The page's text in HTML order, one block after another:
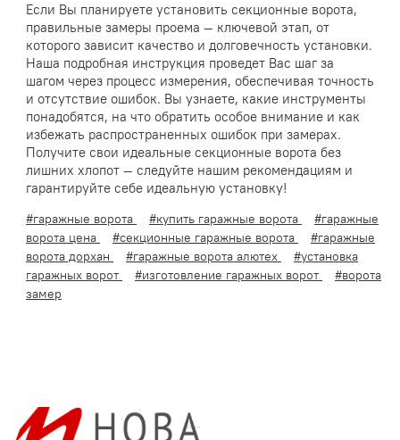
Если Вы планируете установить секционные ворота,
правильные замеры проема — ключевой этап, от
которого зависит качество и долговечность установки.
Наша подробная инструкция проведет Вас шаг за
шагом через процесс измерения, обеспечивая точность
и отсутствие ошибок. Вы узнаете, какие инструменты
понадобятся, на что обратить особое внимание и как
избежать распространенных ошибок при замерах.
Получите свои идеальные секционные ворота без
лишних хлопот — следуйте нашим рекомендациям и
гарантируйте себе идеальную установку!
#гаражные ворота #купить гаражные ворота
#гаражные
ворота цена
#секционные гаражные ворота
#гаражные
ворота дорхан
#гаражные ворота алютех
#установка
гаражных ворот
#изготовление гаражных ворот
#ворота
замер